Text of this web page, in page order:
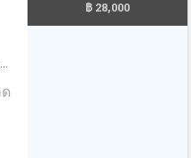
฿ 28,000